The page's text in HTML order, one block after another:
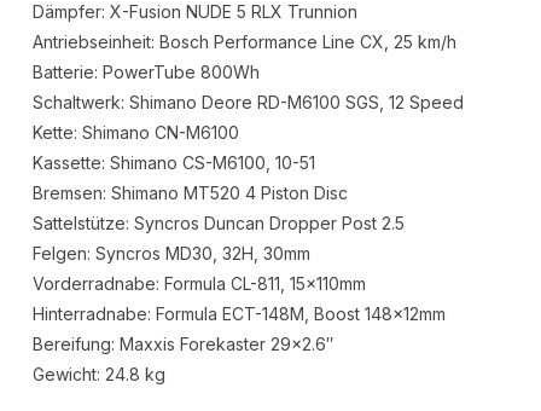
Dämpfer: X-Fusion NUDE 5 RLX Trunnion
Antriebseinheit: Bosch Performance Line CX, 25 km/h
Batterie: PowerTube 800Wh
Schaltwerk: Shimano Deore RD-M6100 SGS, 12 Speed
Kette: Shimano CN-M6100
Kassette: Shimano CS-M6100, 10-51
Bremsen: Shimano MT520 4 Piston Disc
Sattelstütze: Syncros Duncan Dropper Post 2.5
Felgen: Syncros MD30, 32H, 30mm
Vorderradnabe: Formula CL-811, 15x110mm
Hinterradnabe: Formula ECT-148M, Boost 148x12mm
Bereifung: Maxxis Forekaster 29×2.6″
Gewicht: 24.8 kg